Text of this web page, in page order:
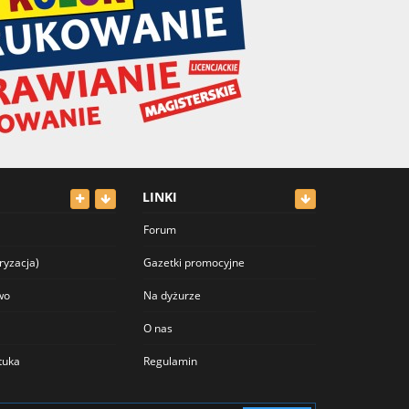
LINKI
Forum
Gazetki promocyjne
Na dyżurze
O nas
Regulamin